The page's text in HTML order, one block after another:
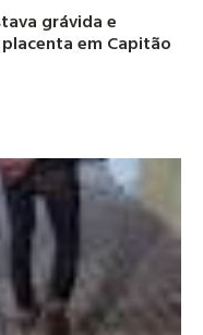
grávida e
em Capitão